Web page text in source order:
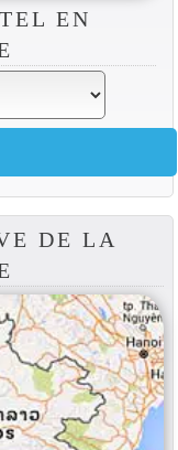
EN
DE LA